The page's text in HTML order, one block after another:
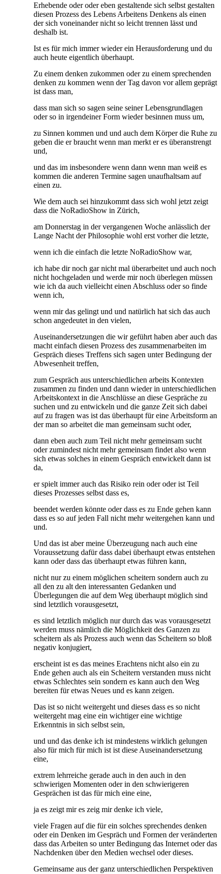
Erhebende oder oder eben gestaltende sich selbst gestalten
diesen Prozess des Lebens Arbeitens Denkens als einen
der sich voneinander nicht so leicht trennen lässt und
deshalb ist.
Ist es für mich immer wieder ein Herausforderung und du
auch heute eigentlich überhaupt.
Zu einem denken zukommen oder zu einem sprechenden
denken zu kommen wenn der Tag davon vor allem geprägt
ist dass man,
dass man sich so sagen seine seiner Lebensgrundlagen
oder so in irgendeiner Form wieder besinnen muss um,
zu Sinnen kommen und und auch dem Körper die Ruhe zu
geben die er braucht wenn man merkt er es überanstrengt
und,
und das im insbesondere wenn dann wenn man weiß es
kommen die anderen Termine sagen unaufhaltsam auf
einen zu.
Wie dem auch sei hinzukommt dass sich wohl jetzt zeigt
dass die NoRadioShow in Zürich,
am Donnerstag in der vergangenen Woche anlässlich der
Lange Nacht der Philosophie wohl erst vorher die letzte,
wenn ich die einfach die letzte NoRadioShow war,
ich habe dir noch gar nicht mal überarbeitet und auch noch
nicht hochgeladen und werde mir noch überlegen müssen
wie ich da auch vielleicht einen Abschluss oder so finde
wenn ich,
wenn mir das gelingt und und natürlich hat sich das auch
schon angedeutet in den vielen,
Auseinandersetzungen die wir geführt haben aber auch das
macht einfach diesen Prozess des zusammenarbeiten im
Gespräch dieses Treffens sich sagen unter Bedingung der
Abwesenheit treffen,
zum Gespräch aus unterschiedlichen arbeits Kontexten
zusammen zu finden und dann wieder in unterschiedlichen
Arbeitskontext in die Anschlüsse an diese Gespräche zu
suchen und zu entwickeln und die ganze Zeit sich dabei
auf zu fragen was ist das überhaupt für eine Arbeitsform an
der man so arbeitet die man gemeinsam sucht oder,
dann eben auch zum Teil nicht mehr gemeinsam sucht
oder zumindest nicht mehr gemeinsam findet also wenn
sich etwas solches in einem Gespräch entwickelt dann ist
da,
er spielt immer auch das Risiko rein oder oder ist Teil
dieses Prozesses selbst dass es,
beendet werden könnte oder dass es zu Ende gehen kann
dass es so auf jeden Fall nicht mehr weitergehen kann und
und.
Und das ist aber meine Überzeugung nach auch eine
Voraussetzung dafür dass dabei überhaupt etwas entstehen
kann oder dass das überhaupt etwas führen kann,
nicht nur zu einem möglichen scheitern sondern auch zu
all den zu alt den interessanten Gedanken und
Überlegungen die auf dem Weg überhaupt möglich sind
sind letztlich vorausgesetzt,
es sind letztlich möglich nur durch das was vorausgesetzt
werden muss nämlich die Möglichkeit des Ganzen zu
scheitern als als Prozess auch wenn das Scheitern so bloß
negativ konjugiert,
erscheint ist es das meines Erachtens nicht also ein zu
Ende gehen auch als ein Scheitern verstanden muss nicht
etwas Schlechtes sein sondern es kann auch den Weg
bereiten für etwas Neues und es kann zeigen.
Das ist so nicht weitergeht und dieses dass es so nicht
weitergeht mag eine ein wichtiger eine wichtige
Erkenntnis in sich selbst sein,
und und das denke ich ist mindestens wirklich gelungen
also für mich für mich ist ist diese Auseinandersetzung
eine,
extrem lehrreiche gerade auch in den auch in den
schwierigen Momenten oder in den schwierigeren
Gesprächen ist das für mich eine eine,
ja es zeigt mir es zeig mir denke ich viele,
viele Fragen auf die für ein solches sprechendes denken
oder ein Denken im Gespräch und Formen der veränderten
dass das Arbeiten so unter Bedingung das Internet oder das
Nachdenken über den Medien wechsel oder dieses.
Gemeinsame aus der ganz unterschiedlichen Perspektiven